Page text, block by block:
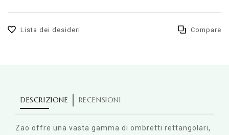
Lista dei desideri Compare
DESCRIZIONE RECENSIONI
Zao offre una vasta gamma di ombretti rettangolari,